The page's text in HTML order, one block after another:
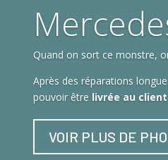
Quand on sort ce monstre,
Après des réparations
pouvoir être livrée au
VOIR PLUS DE